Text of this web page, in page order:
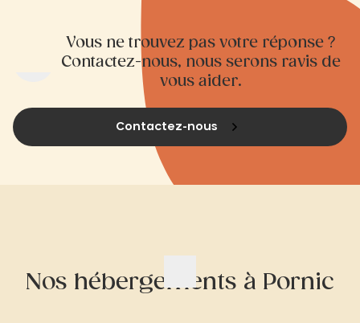
Vous ne trouvez pas votre réponse ?
Contactez-nous, nous serons ravis de
vous aider.
Contactez-nous
Nos hébergements à Pornic